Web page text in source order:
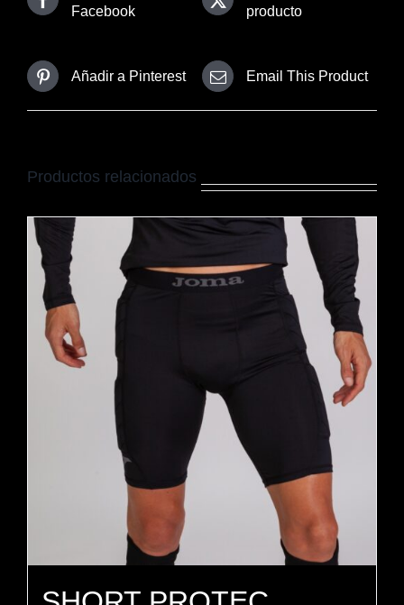
Facebook
producto
Añadir a Pinterest Email This Product
Productos relacionados